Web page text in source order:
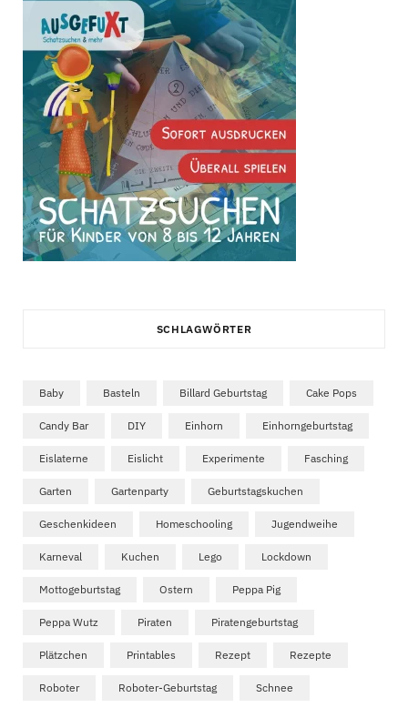
SCHLAGWÖRTER
Baby Basteln Billard Geburtstag Cake Pops
Candy Bar DIY Einhorn Einhorngeburtstag
Eislaterne Eislicht Experimente Fasching
Garten Gartenparty Geburtstagskuchen
Geschenkideen Homeschooling Jugendweihe
Karneval Kuchen Lego Lockdown
Mottogeburtstag Ostern Peppa Pig
Peppa Wutz Piraten Piratengeburtstag
Plätzchen Printables Rezept Rezepte
Roboter Roboter-Geburtstag Schnee